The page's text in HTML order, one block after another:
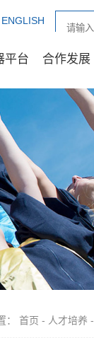
ENGLISH
平台 合作发展
： 首页 - 人才培养 -